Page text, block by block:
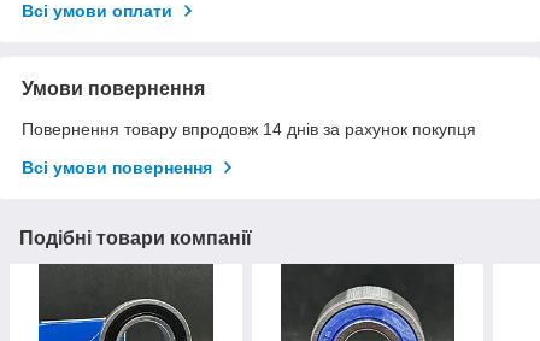
Всі умови оплати
Умови повернення
Повернення товару впродовж 14 днів за рахунок покупця
Всі умови повернення
Подібні товари компанії